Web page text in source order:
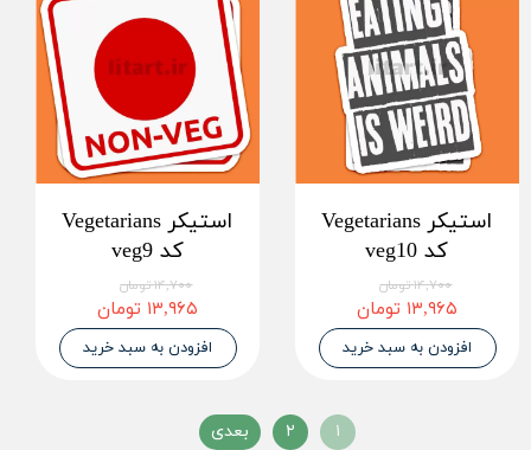
استیکر Vegetarians
کد veg10
۱۴,۷۰۰ تومان
۱۳,۹۶۵ تومان
افزودن به سبد خرید
استیکر Vegetarians
کد veg9
۱۴,۷۰۰ تومان
۱۳,۹۶۵ تومان
افزودن به سبد خرید
۱ ۲ بعدی